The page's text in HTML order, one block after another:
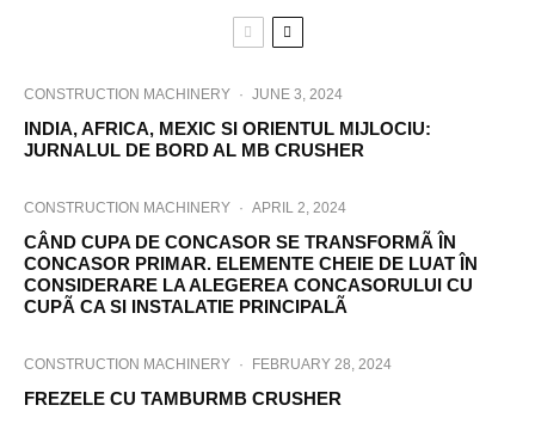
CONSTRUCTION MACHINERY · JUNE 3, 2024
INDIA, AFRICA, MEXIC SI ORIENTUL MIJLOCIU:
JURNALUL DE BORD AL MB CRUSHER
CONSTRUCTION MACHINERY · APRIL 2, 2024
CÂND CUPA DE CONCASOR SE TRANSFORMÃ ÎN
CONCASOR PRIMAR. ELEMENTE CHEIE DE LUAT ÎN
CONSIDERARE LA ALEGEREA CONCASORULUI CU
CUPÃ CA SI INSTALATIE PRINCIPALÃ
CONSTRUCTION MACHINERY · FEBRUARY 28, 2024
FREZELE CU TAMBURMB CRUSHER